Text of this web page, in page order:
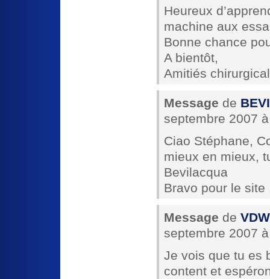
Heureux
machine aux
Bonne chance
A bientôt,
Amitiés
Message de
septembre 2007
Ciao Stéphane,
mieux en mieux,
Bevilacqua
Bravo pour le site
Message de
septembre 2007
Je vois que tu es
content et